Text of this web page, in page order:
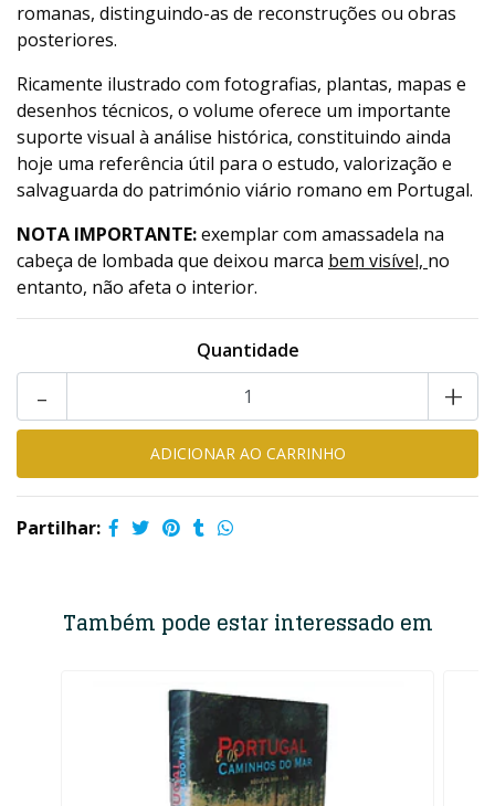
romanas, distinguindo-as de reconstruções ou obras
posteriores.
Ricamente ilustrado com fotografias, plantas, mapas e
desenhos técnicos, o volume oferece um importante
suporte visual à análise histórica, constituindo ainda
hoje uma referência útil para o estudo, valorização e
salvaguarda do património viário romano em Portugal.
NOTA IMPORTANTE:exemplar com amassadela na
cabeça de lombada que deixou marca bem visível, no
entanto, não afeta o interior.
Quantidade
+
-
Partilhar:
Também pode estar interessado em